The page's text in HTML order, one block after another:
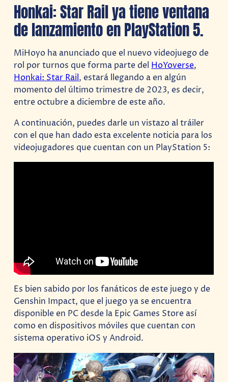
Honkai: Star Rail ya tiene ventana
de lanzamiento en PlayStation 5.
MiHoyo ha anunciado que el nuevo videojuego de
rol por turnos que forma parte delHoYoverse,
Honkai: Star Rail, estará llegando a en algún
momento del último trimestre de 2023, es decir,
entre octubre a diciembre de este año.
A continuación, puedes darle un vistazo al tráiler
con el que han dado esta excelente noticia para los
videojugadores que cuentan con un PlayStation 5:
Es bien sabido por los fanáticos de este juego y de
Genshin Impact, que el juego ya se encuentra
disponible en PC desde la Epic Games Store así
como en dispositivos móviles que cuentan con
sistema operativo iOS y Android.